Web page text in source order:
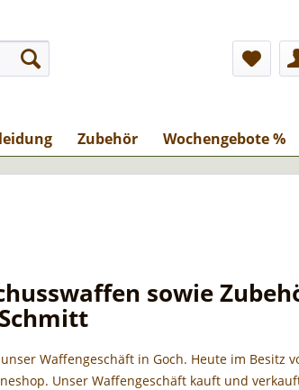
Zubehör Wochengebote %
sowie
Waffengeschäft in Goch. Heute im Besitz
Unser Waffengeschäft kauft und